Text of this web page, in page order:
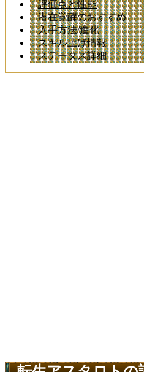
評価点と性能
潜在覚醒のおすすめ
入手方法/進化
スキル上げ情報
ステータス詳細